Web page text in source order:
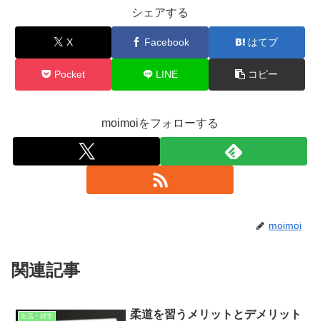
シェアする
X Facebook はてブ
Pocket LINE コピー
moimoiをフォローする
moimoi
関連記事
生活・雑学
柔道を習うメリットとデメリット